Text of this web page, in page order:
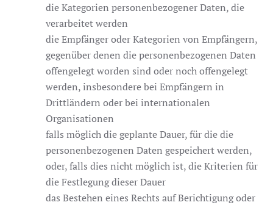
die Kategorien personenbezogener Daten, die
verarbeitet werden
die Empfänger oder Kategorien von Empfängern,
gegenüber denen die personenbezogenen Daten
offengelegt worden sind oder noch offengelegt
werden, insbesondere bei Empfängern in
Drittländern oder bei internationalen
Organisationen
falls möglich die geplante Dauer, für die die
personenbezogenen Daten gespeichert werden,
oder, falls dies nicht möglich ist, die Kriterien für
die Festlegung dieser Dauer
das Bestehen eines Rechts auf Berichtigung oder